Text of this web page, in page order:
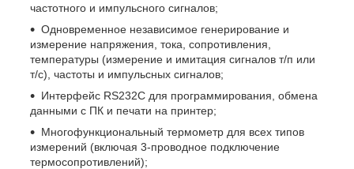
частотного и импульсного сигналов;
Одновременное независимое генерирование и
измерение напряжения, тока, сопротивления,
температуры (измерение и имитация сигналов т/п или
т/с), частоты и импульсных сигналов;
Интерфейс RS232C для программирования, обмена
данными с ПК и печати на принтер;
Многофункциональный термометр для всех типов
измерений (включая 3-проводное подключение
термосопротивлений);